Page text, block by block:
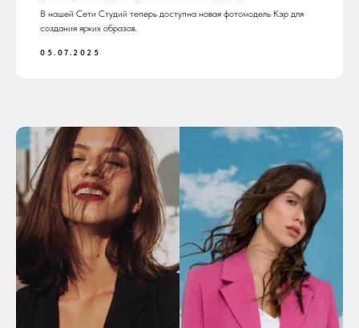
В нашей Сети Студий теперь доступна новая фотомодель Кэр для
создания ярких образов.
05.07.2025